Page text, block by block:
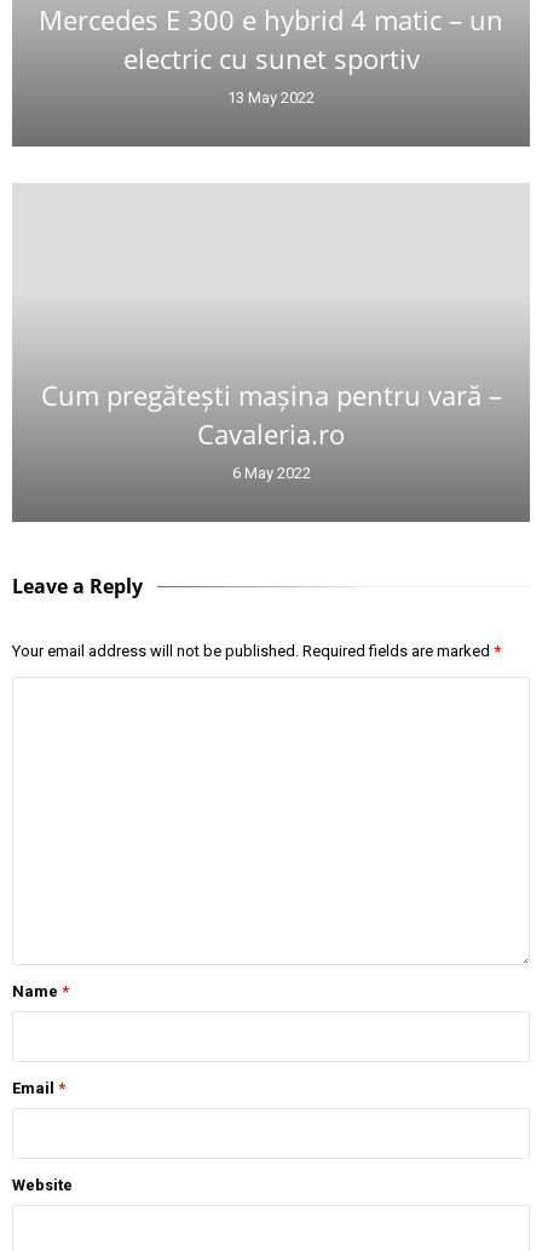
Mercedes E 300 e hybrid 4 matic – un
electric cu sunet sportiv
13 May 2022
Cum pregătești mașina pentru vară –
Cavaleria.ro
6 May 2022
Leave a Reply
Your email address will not be published. Required fields are marked *
Name *
Email *
Website